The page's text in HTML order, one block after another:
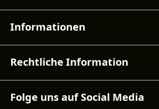
Informationen
Rechtliche Information
Folge uns auf Social Media